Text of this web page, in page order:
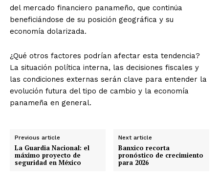
del mercado financiero panameño, que continúa
beneficiándose de su posición geográfica y su
economía dolarizada.
¿Qué otros factores podrían afectar esta tendencia?
La situación política interna, las decisiones fiscales y
las condiciones externas serán clave para entender la
evolución futura del tipo de cambio y la economía
panameña en general.
Previous article
La Guardia Nacional: el
máximo proyecto de
seguridad en México
Next article
Banxico recorta
pronóstico de crecimiento
para 2026